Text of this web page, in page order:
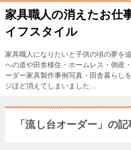
家具職人の消えたお仕
イフスタイル
家具職人になりたいと子供の頃の夢を
への道や田舎移住・ホームレス・倒産
ーダー家具製作事例写真・田舎暮らし
ジほど消えてしまいました…
「流し台オーダー」の